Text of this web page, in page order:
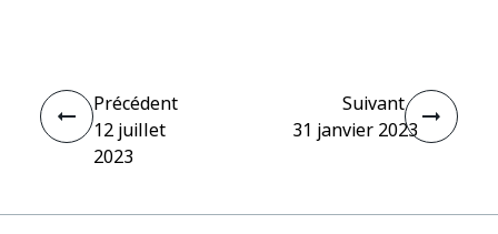
Précédent
12 juillet
2023
Suivant
31 janvier 2023